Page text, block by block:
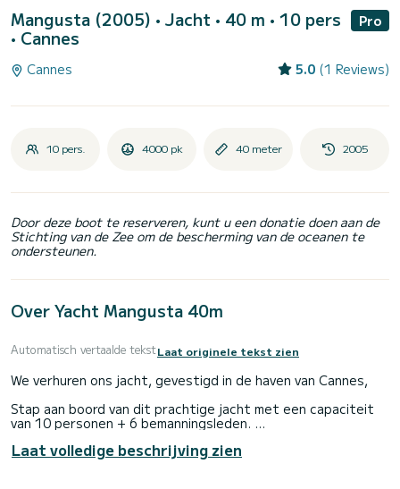
Mangusta (2005) • Jacht • 40 m • 10 pers
• Cannes
Pro
Cannes 5.0 (1 Reviews)
10 pers. 4000 pk 40 meter 2005
Door deze boot te reserveren, kunt u een donatie doen aan de
Stichting van de Zee om de bescherming van de oceanen te
ondersteunen.
Over Yacht Mangusta 40m
Automatisch vertaalde tekstLaat originele tekst zien
We verhuren ons jacht, gevestigd in de haven van Cannes,
Stap aan boord van dit prachtige jacht met een capaciteit
van 10 personen + 6 bemanningsleden.
5 hutten zijn gereserveerd voor boothuurders met
tweepersoonsbedden en eenpersoonsbedden.
Laat volledige beschrijving zien